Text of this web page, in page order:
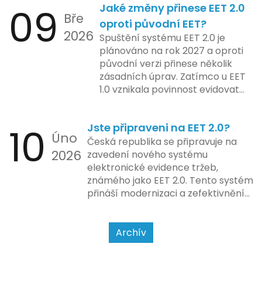
integraci systému EET 2.0 do
praxe, s povinností prodejců
zapojit se do nového systému,
včetně zvýšeného dohledu nad
dodržováním pravidel.
pokladen, co se občas zasekly, až
po ty nejmodernější dotykové
systémy, co umí pomalu i kafe
uvařit. A jedno vím jistě: legislativa
se mění, ale základní pravidlo
zůstává – pokladna musí šlapat
jako hodinky. Jinak jsou problémy.
09 Bře
2026
Jaké změny přinese EET 2.0
oproti původní EET?
Spuštění systému EET 2.0 je
plánováno na rok 2027 a oproti
původní verzi přinese několik
zásadních úprav. Zatímco u EET
1.0 vznikala povinnost evidovat
bezhotovostní transakci – nově
se má tato povinnost odvíjet od
povahy podnikatelské činnosti a
způsobu interakce se
zákazníkem.
10 Úno
2026
Jste připraveni na EET 2.0?
Česká republika se připravuje na
zavedení nového systému
elektronické evidence tržeb,
známého jako EET 2.0. Tento systém
přináší modernizaci a zefektivnění
usnadnit život podnikatelům i
kontrolním orgánům. Podívejme se
na hlavní změny, které EET 2.0
Archív